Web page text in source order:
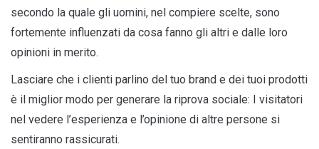
secondo la quale gli uomini, nel compiere scelte, sono
fortemente influenzati da cosa fanno gli altri e dalle loro
opinioni in merito.
Lasciare che i clienti parlino del tuo brand e dei tuoi prodotti
è il miglior modo per generare la riprova sociale: I visitatori
nel vedere l’esperienza e l’opinione di altre persone si
sentiranno rassicurati.